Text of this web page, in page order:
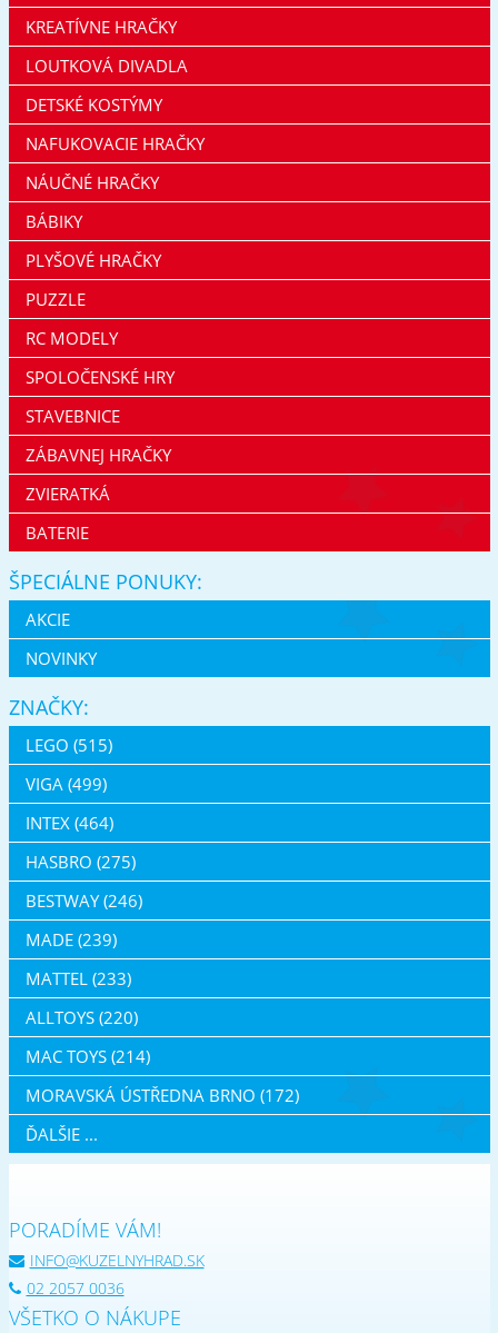
KREATÍVNE HRAČKY
LOUTKOVÁ DIVADLA
DETSKÉ KOSTÝMY
NAFUKOVACIE HRAČKY
NÁUČNÉ HRAČKY
BÁBIKY
PLYŠOVÉ HRAČKY
PUZZLE
RC MODELY
SPOLOČENSKÉ HRY
STAVEBNICE
ZÁBAVNEJ HRAČKY
ZVIERATKÁ
BATERIE
ŠPECIÁLNE PONUKY:
AKCIE
NOVINKY
ZNAČKY:
LEGO (515)
VIGA (499)
INTEX (464)
HASBRO (275)
BESTWAY (246)
MADE (239)
MATTEL (233)
ALLTOYS (220)
MAC TOYS (214)
MORAVSKÁ ÚSTŘEDNA BRNO (172)
ĎALŠIE ...
PORADÍME VÁM!
INFO@KUZELNYHRAD.SK
02 2057 0036
VŠETKO O NÁKUPE